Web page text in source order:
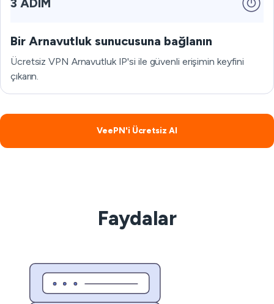
3 ADIM
Bir Arnavutluk sunucusuna bağlanın
Ücretsiz VPN Arnavutluk IP'si ile güvenli erişimin keyfini
çıkarın.
VeePN'i Ücretsiz Al
Faydalar